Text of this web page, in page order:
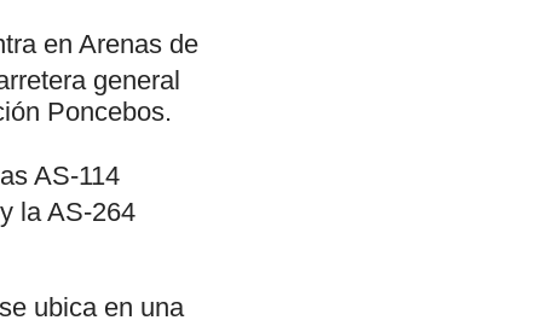
en Arenas de
general
Poncebos.
AS-114
la AS-264
ubica en una